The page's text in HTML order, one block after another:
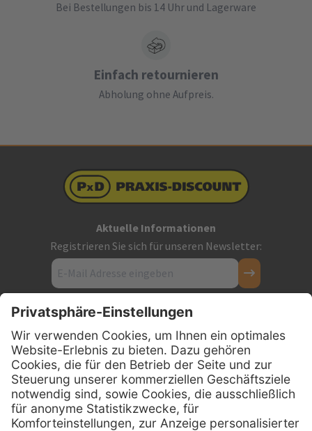
Bei Bestellungen bis 14 Uhr und Lagerware
Einfach retournieren
Abholung ohne Aufpreis.
Aktuelle Informationen
Registrieren Sie sich für unseren Newsletter:
Kontakt
Firmensitz
PxD Praxis-Discount GmbH
Hans-Wunderlich-Straße 7
D-49078 Osnabrück
Telefon: 0800 - 600 66 30